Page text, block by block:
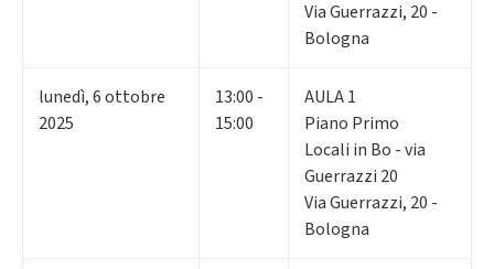
Via Guerrazzi, 20 -
Bologna
lunedì,6ottobre
2025
13:00 -
15:00
AULA 1
Piano Primo
Locali in Bo - via
Guerrazzi 20
Via Guerrazzi, 20 -
Bologna